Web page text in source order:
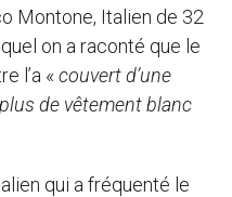
Montone, Italien de 32
on a raconté que le
l’a « couvert d’une
plus de vêtement blanc
qui a fréquenté le